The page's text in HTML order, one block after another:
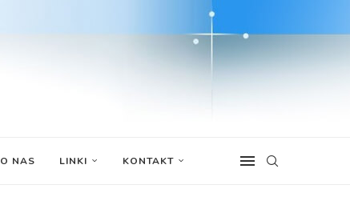
O NAS LINKI KONTAKT